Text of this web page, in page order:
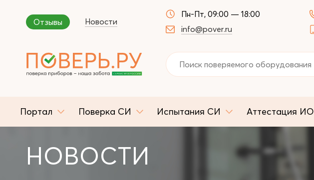
Отзывы Новости
Пн-Пт, 09:00 — 18:00
info@pover.ru
Портал Поверка СИ Испытания СИ Аттестация ИО
НОВОСТИ